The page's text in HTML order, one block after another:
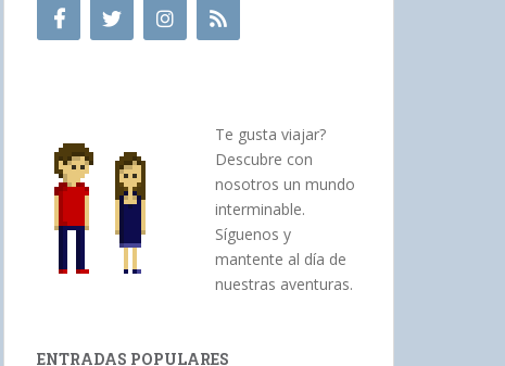
Te gusta viajar?
Descubre con
nosotros un mundo
interminable.
Síguenos y
mantente al día de
nuestras aventuras.
ENTRADAS POPULARES